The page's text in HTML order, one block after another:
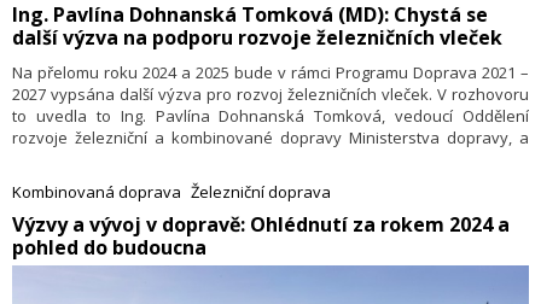
Ing. Pavlína Dohnanská Tomková (MD): Chystá se
další výzva na podporu rozvoje železničních vleček
Na přelomu roku 2024 a 2025 bude v rámci Programu Doprava 2021 –
2027 vypsána další výzva pro rozvoj železničních vleček. V rozhovoru
to uvedla to Ing. Pavlína Dohnanská Tomková, vedoucí Oddělení
rozvoje železniční a kombinované dopravy Ministerstva dopravy, a
Kombinovaná doprava Železniční doprava
Výzvy a vývoj v dopravě: Ohlédnutí za rokem 2024 a
pohled do budoucna